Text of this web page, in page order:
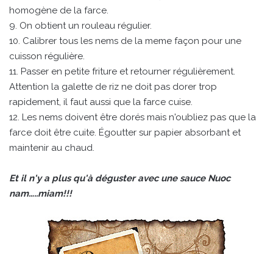
homogène de la farce.
9. On obtient un rouleau régulier.
10. Calibrer tous les nems de la meme façon pour une
cuisson régulière.
11. Passer en petite friture et retourner régulièrement.
Attention la galette de riz ne doit pas dorer trop
rapidement, il faut aussi que la farce cuise.
12. Les nems doivent être dorés mais n'oubliez pas que la
farce doit être cuite. Égoutter sur papier absorbant et
maintenir au chaud.
Et il n'y a plus qu'à déguster avec une sauce Nuoc
nam…..miam!!!